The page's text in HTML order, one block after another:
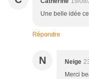
Une belle idée
Répondre
N Neige
Merci